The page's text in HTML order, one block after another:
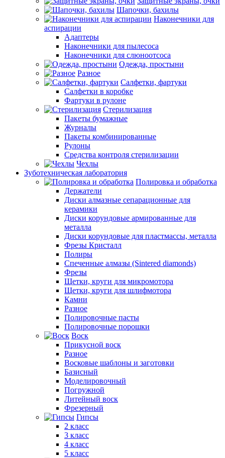
Шапочки, бахилы
Наконечники для
аспирации
Адаптеры
Наконечники для пылесоса
Наконечники для слюноотсоса
Одежда, простыни
Разное
Салфетки, фартуки
Салфетки в коробке
Фартуки в рулоне
Стерилизация
Пакеты бумажные
Журналы
Пакеты комбинированные
Рулоны
Средства контроля стерилизации
Чехлы
Зуботехническая лаборатория
Полировка и обработка
Держатели
Диски алмазные сепарационные для
керамики
Диски корундовые армированные для
металла
Диски корундовые для пластмассы, металла
Фрезы Кристалл
Полиры
Спеченные алмазы (Sintered diamonds)
Фрезы
Щетки, круги для микромотора
Щетки, круги для шлифмотора
Камни
Разное
Полировочные пасты
Полировочные порошки
Воск
Прикусной воск
Разное
Восковые шаблоны и заготовки
Базисный
Моделировочный
Погружной
Литейный воск
Фрезерный
Гипсы
2 класс
3 класс
4 класс
5 класс